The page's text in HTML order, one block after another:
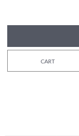
CART